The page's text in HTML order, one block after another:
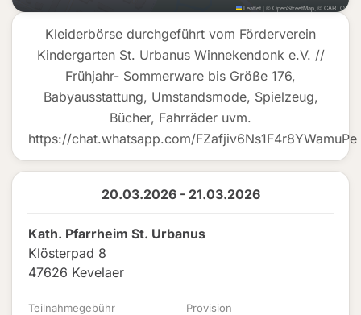
Kleiderbörse durchgeführt vom Förderverein
Kindergarten St. Urbanus Winnekendonk e.V. //
Frühjahr- Sommerware bis Größe 176,
Babyausstattung, Umstandsmode, Spielzeug,
Bücher, Fahrräder uvm.
https://chat.whatsapp.com/FZafjiv6Ns1F4r8YWamuPe
20.03.2026 - 21.03.2026
Kath. Pfarrheim St. Urbanus
Klösterpad 8
47626 Kevelaer
Teilnahmegebühr Provision
Leaflet|©OpenStreetMap , ©CARTO